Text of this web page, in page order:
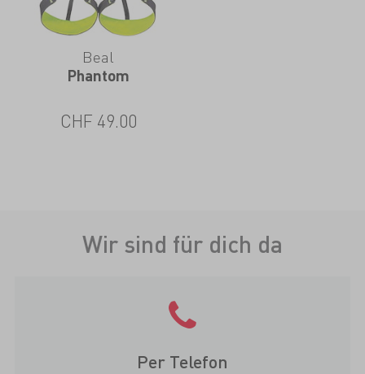
Beal
Phantom
CHF 49.00
Wir sind für dich da
Per Telefon